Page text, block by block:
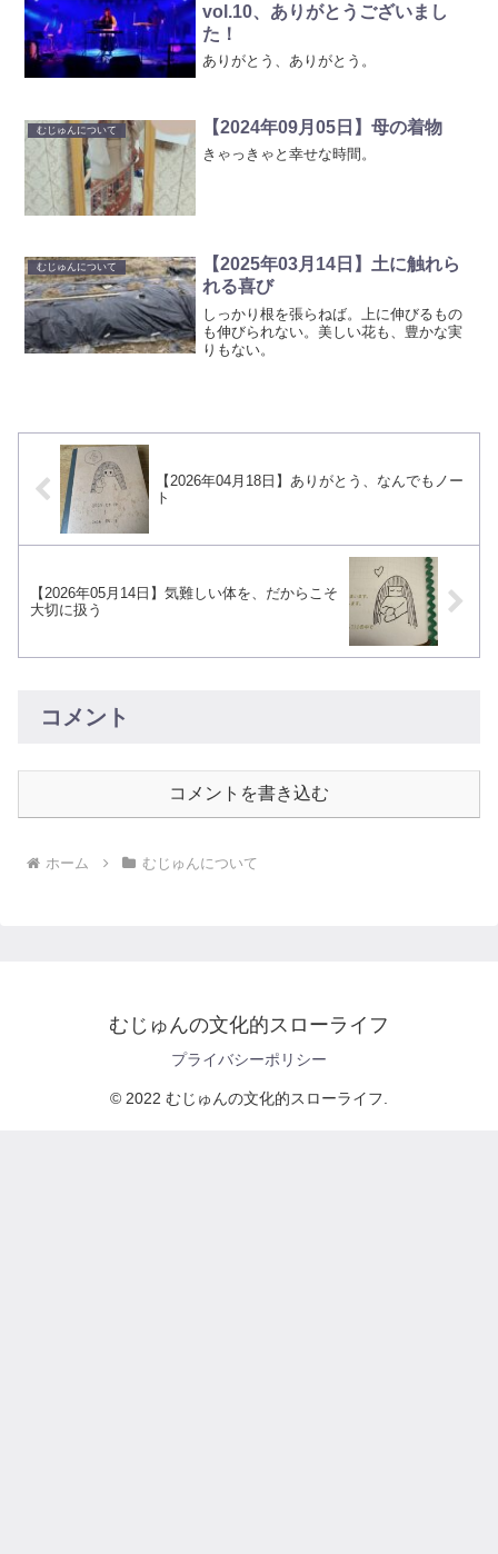
vol.10、ありがとうございまし
た！
ありがとう、ありがとう。
むじゅんについて 【2024年09月05日】母の着物
きゃっきゃと幸せな時間。
むじゅんについて
【2025年03月14日】土に触れら
れる喜び
しっかり根を張らねば。上に伸びるもの
も伸びられない。美しい花も、豊かな実
りもない。
【2026年04月18日】ありがとう、なんでもノー
ト
【2026年05月14日】気難しい体を、だからこそ
大切に扱う
コメント
コメントを書き込む
ホーム むじゅんについて
むじゅんの文化的スローライフ
プライバシーポリシー
© 2022 むじゅんの文化的スローライフ.